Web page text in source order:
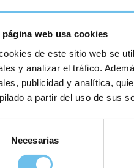
página web usa cookies
de este sitio web se
y analizar el tráfico.
publicidad y analítica,
a partir del uso de sus
Necesarias
importancia. Por eso, nos
realizadas por las OTA, GDS u
potenciar tus reservas
impulsoras de nuevos
atraer reservas de tus
de marketing en redes
de la participación, vale la